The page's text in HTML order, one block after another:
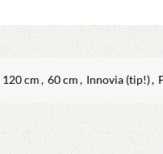
120 cm , 60 cm , Innovia (tip!),